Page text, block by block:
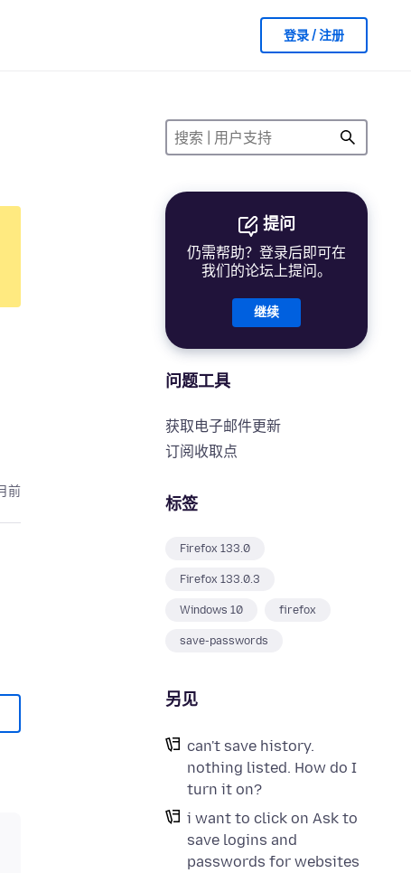
登录 / 注册
提问
仍需帮助？登录后即可在
我们的论坛上提问。
继续
问题工具
获取电子邮件更新
订阅收取点
标签
Firefox 133.0
Firefox 133.0.3
Windows 10 firefox
save-passwords
另见
can't save history.
nothing listed. How do I
turn it on?
i want to click on Ask to
save logins and
passwords for websites
前